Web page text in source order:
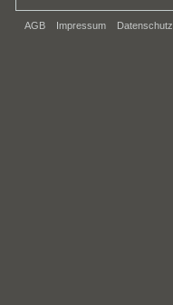
AGB Impressum Datenschutz